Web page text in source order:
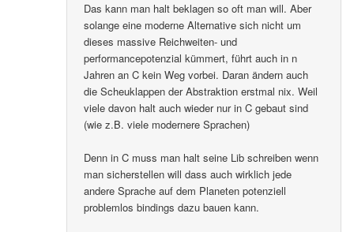
Das kann man halt beklagen so oft man will. Aber
solange eine moderne Alternative sich nicht um
dieses massive Reichweiten- und
performancepotenzial kümmert, führt auch in n
Jahren an C kein Weg vorbei. Daran ändern auch
die Scheuklappen der Abstraktion erstmal nix. Weil
viele davon halt auch wieder nur in C gebaut sind
(wie z.B. viele modernere Sprachen)
Denn in C muss man halt seine Lib schreiben wenn
man sicherstellen will dass auch wirklich jede
andere Sprache auf dem Planeten potenziell
problemlos bindings dazu bauen kann.